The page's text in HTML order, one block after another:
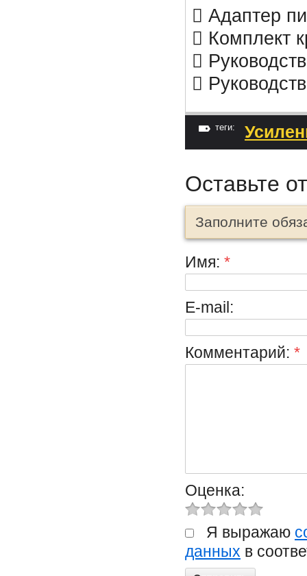
 Адаптер
 Комплект


теги:
Оставьте
Заполните
Имя: *
E-mail:
Комментарий: *
Оценка:
Я выражаю
данных в